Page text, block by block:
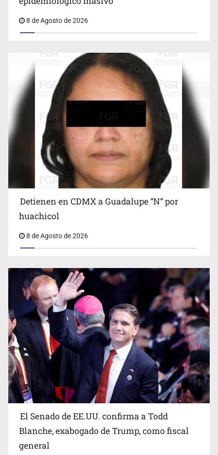
Cae en Zapopan prófugo estadounidense buscado por
Interpol
Ciclosporiasis no representa un riesgo epidemiológico
masivo
8 de Agosto de 2026
Detienen en CDMX a Guadalupe “N” por
huachicol
8 de Agosto de 2026
El Senado de EE.UU. confirma a Todd
Blanche, exabogado de Trump, como fiscal
general